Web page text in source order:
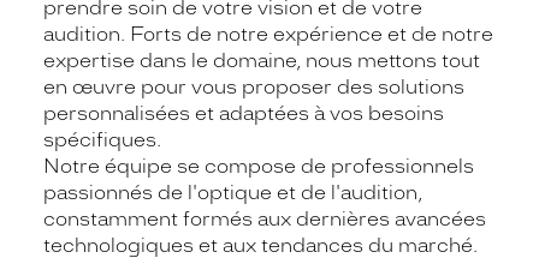
prendre soin de votre vision et de votre
audition. Forts de notre expérience et de notre
expertise dans le domaine, nous mettons tout
en œuvre pour vous proposer des solutions
personnalisées et adaptées à vos besoins
spécifiques.
Notre équipe se compose de professionnels
passionnés de l'optique et de l'audition,
constamment formés aux dernières avancées
technologiques et aux tendances du marché.